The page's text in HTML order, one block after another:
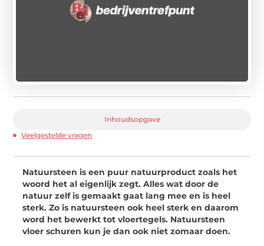
Inhoudsopgave
Veelgestelde vragen
Natuursteen is een puur natuurproduct zoals het
woord het al eigenlijk zegt. Alles wat door de
natuur zelf is gemaakt gaat lang mee en is heel
sterk. Zo is natuursteen ook heel sterk en daarom
word het bewerkt tot vloertegels. Natuursteen
vloer schuren kun je dan ook niet zomaar doen.